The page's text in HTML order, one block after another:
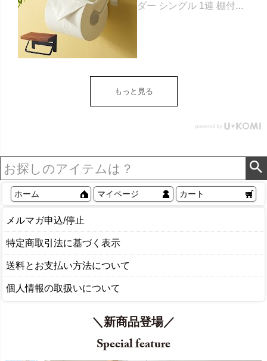
ダー シングル 1連 棚付き
ダー 収納 DIY アンティー
ク ヴィンテージ ナチュラ
リア アジアン [84302] ホ
もっと見る
ホーム マイページ カート
メルマガ申込/停止
特定商取引法に基づく表示
送料とお支払い方法について
個人情報の取扱いについて
＼新商品登場／
Special feature